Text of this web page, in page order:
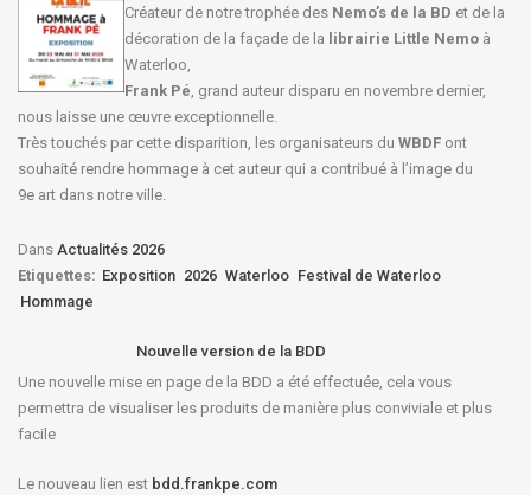
Créateur de notre trophée des Nemo’s de la BD et de la
décoration de la façade de la librairie Little Nemo à
Waterloo,
Frank Pé, grand auteur disparu en novembre dernier,
nous laisse une œuvre exceptionnelle.
Très touchés par cette disparition, les organisateurs du WBDF ont
souhaité rendre hommage à cet auteur qui a contribué à l’image du
9e art dans notre ville.
Dans Actualités 2026
Etiquettes: Exposition 2026 Waterloo Festival de Waterloo
Hommage
Nouvelle version de la BDD
Une nouvelle mise en page de la BDD a été effectuée, cela vous
permettra de visualiser les produits de manière plus conviviale et plus
facile
Le nouveau lien est bdd.frankpe.com